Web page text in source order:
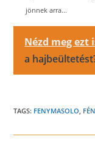
jönnek arra...
Nézd meg ezt
a
TAGS: FENYMASOLO,